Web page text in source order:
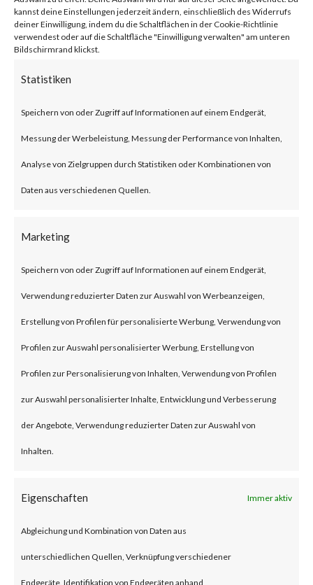
kannst deine Einstellungen jederzeit ändern, einschließlich des Widerrufs
deiner Einwilligung, indem du die Schaltflächen in der Cookie-Richtlinie
verwendest oder auf die Schaltfläche "Einwilligung verwalten" am unteren
Bildschirmrand klickst.
Statistiken
Speichern von oder Zugriff auf Informationen auf einem Endgerät,
Messung der Werbeleistung, Messung der Performance von Inhalten,
Analyse von Zielgruppen durch Statistiken oder Kombinationen von
Daten aus verschiedenen Quellen.
Marketing
Speichern von oder Zugriff auf Informationen auf einem Endgerät,
Verwendung reduzierter Daten zur Auswahl von Werbeanzeigen,
Erstellung von Profilen für personalisierte Werbung, Verwendung von
Profilen zur Auswahl personalisierter Werbung, Erstellung von
Profilen zur Personalisierung von Inhalten, Verwendung von Profilen
zur Auswahl personalisierter Inhalte, Entwicklung und Verbesserung
der Angebote, Verwendung reduzierter Daten zur Auswahl von
Inhalten.
Eigenschaften Immer aktiv
Abgleichung und Kombination von Daten aus
unterschiedlichen Quellen, Verknüpfung verschiedener
Endgeräte, Identifikation von Endgeräten anhand
Africa, Israel, and Hong Kong.
The wiper malware reportedly
for files to overwrite and
delete.Why is this Significant?
This is significant because
Fantasy is a new wiper malware
that overwrites and deletes files
have victimized multiple
organizations. Fantasy wiper is
believed to have been deployed
to the victims’ machines
through update mechanism of
an unidentified software
commonly used in the diamond
industry, which classifies the
attack as a supply-chain
Fantasy wiper is a destructive
malware that overwrites and
deletes files on compromised
machines. Fantasy wiper was